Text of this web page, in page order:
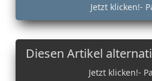
Jetzt klicken!-
Diesen Artikel
Jetzt klicken!-